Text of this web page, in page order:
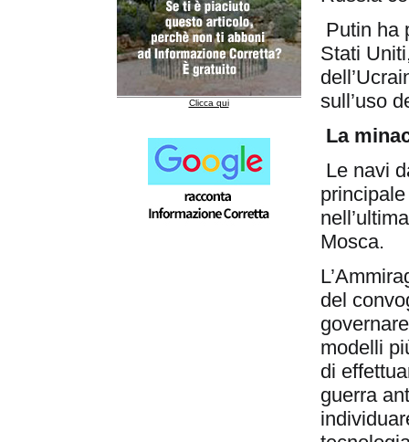
Clicca qui
Putin ha
Stati
sull’uso
La
Le navi
Mosca.
del
modelli
di
guerra